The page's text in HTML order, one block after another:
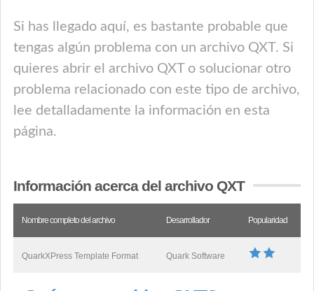
Si has llegado aquí, es bastante probable que
tengas algún problema con un archivo QXT. Si
quieres abrir el archivo QXT o solucionar otro
problema relacionado con este tipo de archivo,
lee detalladamente la información en esta
página.
Información acerca del archivo QXT
Nombre completo del archivo Desarrollador Popularidad
QuarkXPress Template Format Quark Software